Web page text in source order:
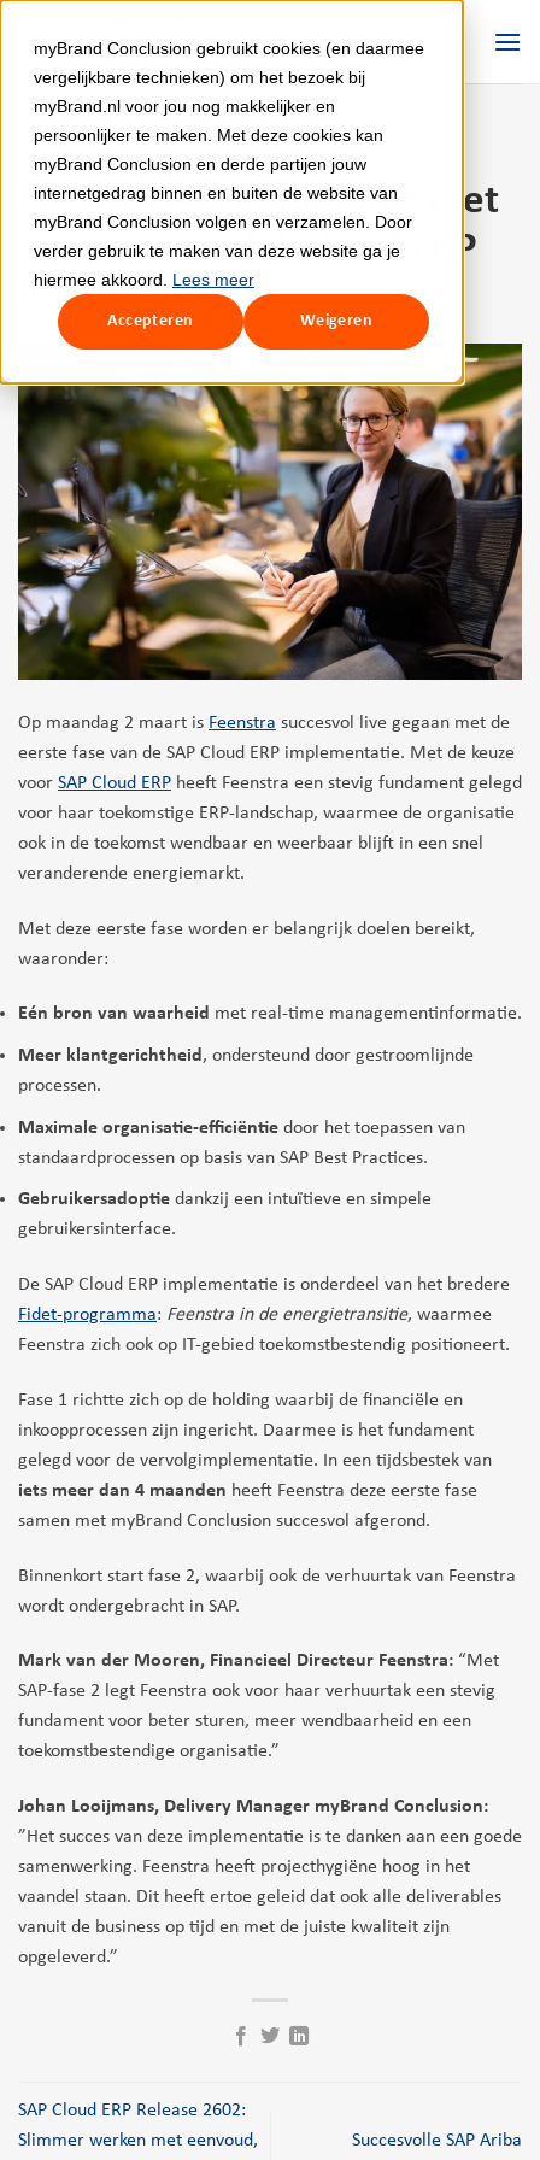
myBrand Conclusion gebruikt cookies (en daarmee
vergelijkbare technieken) om het bezoek bij
myBrand.nl voor jou nog makkelijker en
persoonlijker te maken. Met deze cookies kan
myBrand Conclusion en derde partijen jouw
internetgedrag binnen en buiten de website van
myBrand Conclusion volgen en verzamelen. Door
verder gebruik te maken van deze website ga je
hiermee akkoord. Lees meer
Accepteren Weigeren
naar
inhoud
NIEUWS,SAP S/4HANA
Feenstra succesvol live met
eerste fase SAP Cloud ERP
implementatie
Op maandag 2 maart is Feenstra succesvol live gegaan met de
eerste fase van de SAP Cloud ERP implementatie. Met de keuze
voor SAP Cloud ERP heeft Feenstra een stevig fundament gelegd
voor haar toekomstige ERP-landschap, waarmee de organisatie
ook in de toekomst wendbaar en weerbaar blijft in een snel
veranderende energiemarkt.
Met deze eerste fase worden er belangrijk doelen bereikt,
waaronder:
Eén bron van waarheid met real-time managementinformatie.
Meer klantgerichtheid , ondersteund door gestroomlijnde
processen.
Maximale organisatie-efficiëntie door het toepassen van
standaardprocessen op basis van SAP Best Practices.
Gebruikersadoptie dankzij een intuïtieve en simpele
gebruikersinterface.
De SAP Cloud ERP implementatie is onderdeel van het bredere
Fidet-programma: Feenstra in de energietransitie, waarmee
Feenstra zich ook op IT-gebied toekomstbestendig positioneert.
Fase 1 richtte zich op de holding waarbij de financiële en
inkoopprocessen zijn ingericht. Daarmee is het fundament
gelegd voor de vervolgimplementatie. In een tijdsbestek van
iets meer dan 4 maanden heeft Feenstra deze eerste fase
samen met myBrand Conclusion succesvol afgerond.
Binnenkort start fase 2, waarbij ook de verhuurtak van Feenstra
wordt ondergebracht in SAP.
Mark van der Mooren, Financieel Directeur Feenstra: “Met
SAP‑fase 2 legt Feenstra ook voor haar verhuurtak een stevig
fundament voor beter sturen, meer wendbaarheid en een
toekomstbestendige organisatie.”
Johan Looijmans, Delivery Manager myBrand Conclusion:
”Het succes van deze implementatie is te danken aan een goede
samenwerking. Feenstra heeft projecthygiëne hoog in het
vaandel staan. Dit heeft ertoe geleid dat ook alle deliverables
vanuit de business op tijd en met de juiste kwaliteit zijn
opgeleverd.”
SAP Cloud ERP Release 2602:
Slimmer werken met eenvoud,
Succesvolle SAP Ariba